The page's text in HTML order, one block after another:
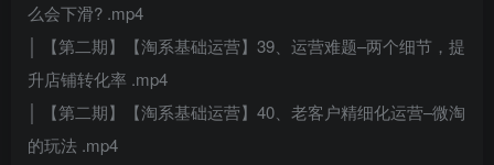
么会下滑? .mp4
│ 【第二期】【淘系基础运营】39、运营难题–两个细节，提
升店铺转化率 .mp4
│ 【第二期】【淘系基础运营】40、老客户精细化运营–微淘
的玩法 .mp4